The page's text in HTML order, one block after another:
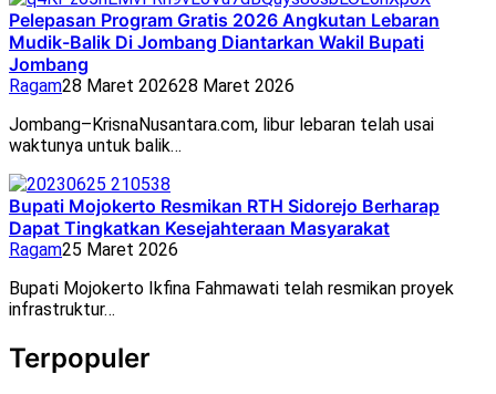
Pelepasan Program Gratis 2026 Angkutan Lebaran
Mudik-Balik Di Jombang Diantarkan Wakil Bupati
Jombang
Ragam28 Maret 202628 Maret 2026
Jombang–KrisnaNusantara.com, libur lebaran telah usai
waktunya untuk balik…
Bupati Mojokerto Resmikan RTH Sidorejo Berharap
Dapat Tingkatkan Kesejahteraan Masyarakat
Ragam25 Maret 2026
Bupati Mojokerto Ikfina Fahmawati telah resmikan proyek
infrastruktur…
Terpopuler